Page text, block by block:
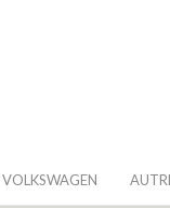
VOLKSWAGEN